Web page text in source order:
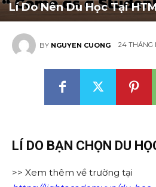
Lí Do Nên Du Học Tại
BY NGUYEN CUONG 24 THÁNG
LÍ DO BẠN CHỌN DU
>> Xem thêm về trường tại